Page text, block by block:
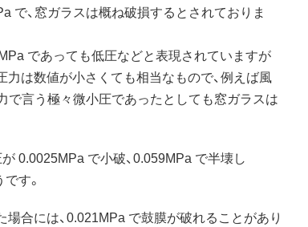
、窓ガラスは概ね破損するとされておりま
であっても低圧などと表現されていますが
は数値が小さくても相当なもので、例えば風
で言う極々微小圧であったとしても窓ガラスは
0.0025MPa で小破、0.059MPa で半壊し
す。
場合には、0.021MPa で鼓膜が破れることがあり